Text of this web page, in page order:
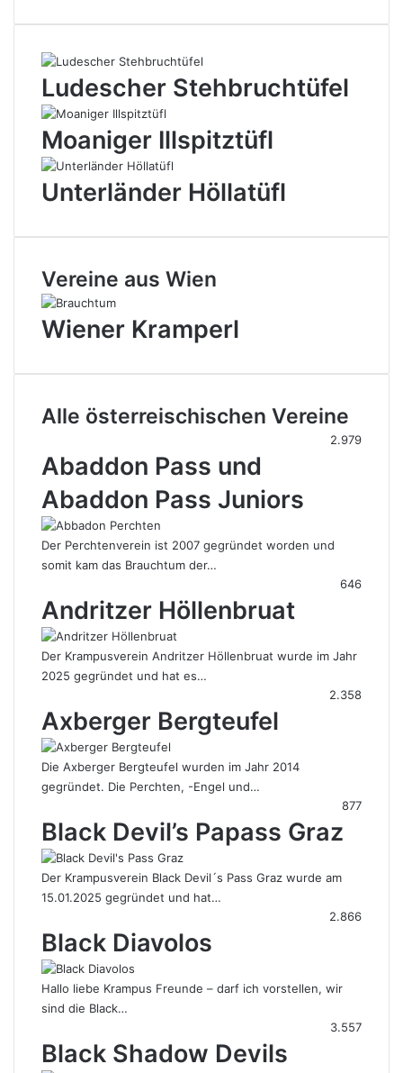
Ludescher Stehbruchtüfel
Moaniger Illspitztüfl
Unterländer Höllatüfl
Vereine aus Wien
Wiener Kramperl
Alle österreischischen Vereine
2.979
Abaddon Pass und
Abaddon Pass Juniors
Der Perchtenverein ist 2007 gegründet worden und
somit kam das Brauchtum der…
646
Andritzer Höllenbruat
Der Krampusverein Andritzer Höllenbruat wurde im Jahr
2025 gegründet und hat es…
2.358
Axberger Bergteufel
Die Axberger Bergteufel wurden im Jahr 2014
gegründet. Die Perchten, -Engel und…
877
Black Devil’s Papass Graz
Der Krampusverein Black Devil´s Pass Graz wurde am
15.01.2025 gegründet und hat…
2.866
Black Diavolos
Hallo liebe Krampus Freunde – darf ich vorstellen, wir
sind die Black…
3.557
Black Shadow Devils